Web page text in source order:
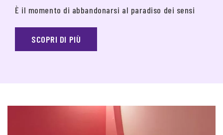
È il momento di abbandonarsi al paradiso dei sensi
SCOPRI DI PIÙ